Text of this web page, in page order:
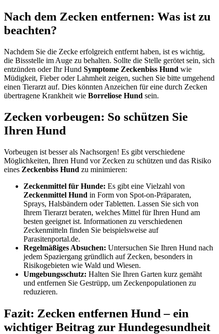
Nach dem Zecken entfernen: Was ist zu
beachten?
Nachdem Sie die Zecke erfolgreich entfernt haben, ist es wichtig,
die Bissstelle im Auge zu behalten. Sollte die Stelle gerötet sein, sich
entzünden oder Ihr Hund Symptome Zeckenbiss Hund wie
Müdigkeit, Fieber oder Lahmheit zeigen, suchen Sie bitte umgehend
einen Tierarzt auf. Dies könnten Anzeichen für eine durch Zecken
übertragene Krankheit wie Borreliose Hund sein.
Zecken vorbeugen: So schützen Sie
Ihren Hund
Vorbeugen ist besser als Nachsorgen! Es gibt verschiedene
Möglichkeiten, Ihren Hund vor Zecken zu schützen und das Risiko
eines Zeckenbiss Hund zu minimieren:
Zeckenmittel für Hunde: Es gibt eine Vielzahl von
Zeckenmittel Hund in Form von Spot-on-Präparaten,
Sprays, Halsbändern oder Tabletten. Lassen Sie sich von
Ihrem Tierarzt beraten, welches Mittel für Ihren Hund am
besten geeignet ist. Informationen zu verschiedenen
Zeckenmitteln finden Sie beispielsweise auf
Parasitenportal.de.
Regelmäßiges Absuchen: Untersuchen Sie Ihren Hund nach
jedem Spaziergang gründlich auf Zecken, besonders in
Risikogebieten wie Wald und Wiesen.
Umgebungsschutz: Halten Sie Ihren Garten kurz gemäht
und entfernen Sie Gestrüpp, um Zeckenpopulationen zu
reduzieren.
Fazit: Zecken entfernen Hund – ein
wichtiger Beitrag zur Hundegesundheit